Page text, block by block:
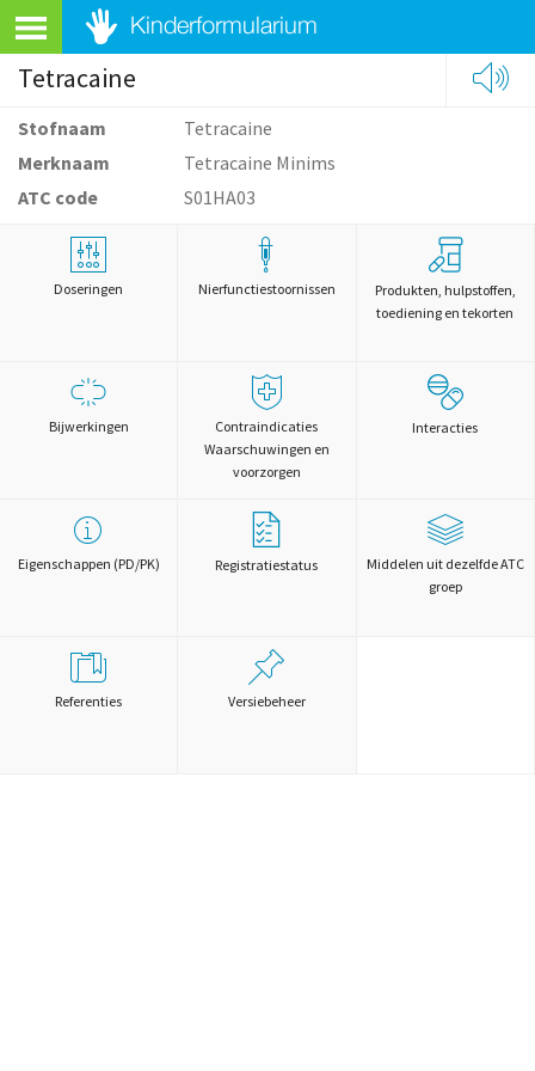
Tetracaine
Stofnaam
Tetracaine
Merknaam
Tetracaine Minims
ATC code
S01HA03
Doseringen Nierfunctiestoornissen
Produkten, hulpstoffen,
toediening en tekorten
Bijwerkingen
Contraindicaties
Waarschuwingen en
voorzorgen
Interacties
Eigenschappen (PD/PK) Registratiestatus
Middelen uit dezelfde ATC
groep
Referenties Versiebeheer